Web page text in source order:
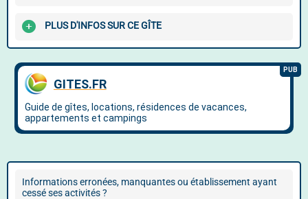
PLUS D'INFOS SUR CE GÎTE
Informations erronées, manquantes ou établissement ayant
cessé ses activités ?